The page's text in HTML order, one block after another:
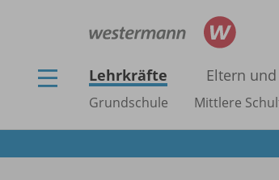
Lehrkräfte Eltern
Grundschule Mittlere